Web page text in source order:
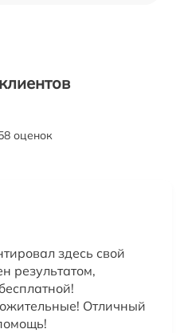
оценок
здесь свой
результатом,
Отличный